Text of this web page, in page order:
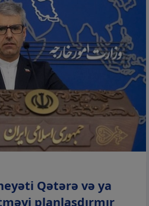
Qətərə və ya
planlaşdırmır